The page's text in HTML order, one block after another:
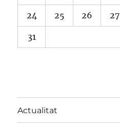
24 25 26 27
31
Actualitat